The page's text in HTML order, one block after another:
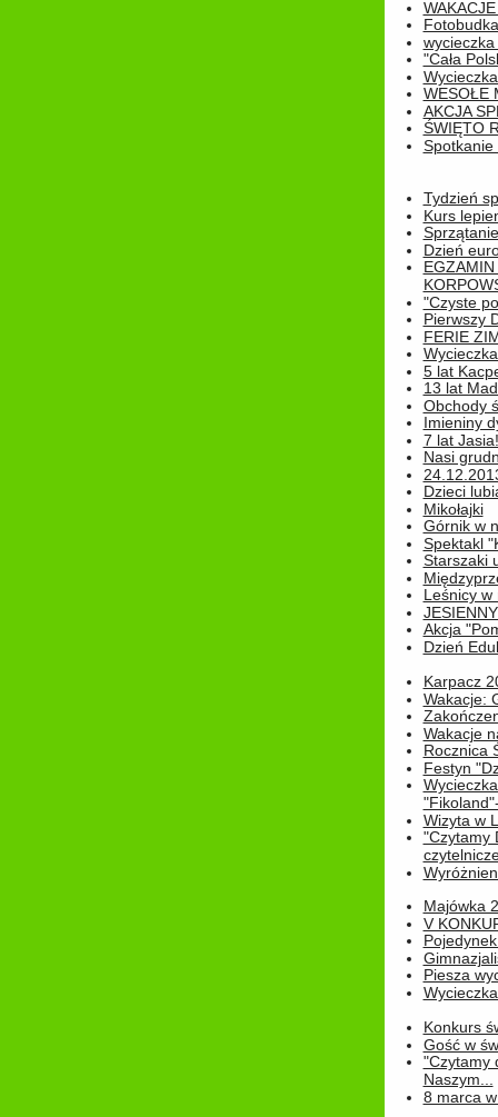
Fotobudka
"Cała
WESOŁE
AKCJA
ŚWIĘTO
Spotkanie
Tydzień
Kurs
Dzień
"Czyste
Pierwszy
FERIE
5 lat
13 lat
Obchody
Imieniny
7 lat Jasia!
Nasi
Dzieci
Mikołajki
Górnik w
Spektakl
Starszaki
Leśnicy w
Akcja
Dzień
Karpacz
Wakacje:
Wakacje
Rocznica
Festyn
Wizyta w
"Czytamy
Majówka
V
Piesza
Konkurs
Gość w
"Czytamy
Naszym...
8 marca